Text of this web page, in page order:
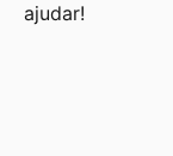
ajudar!